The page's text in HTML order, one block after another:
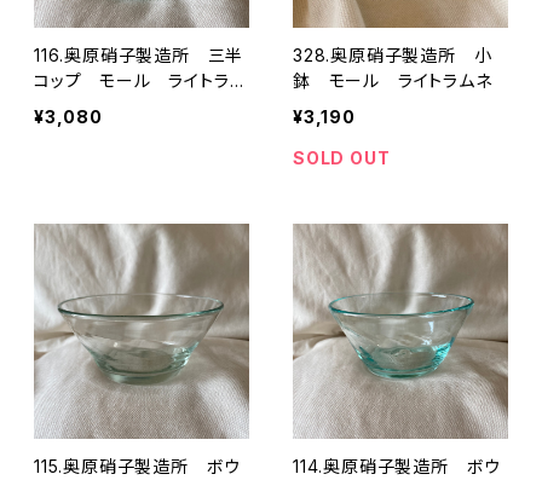
116.奥原硝子製造所 三半
コップ モール ライトラム
ネ
¥3,080
328.奥原硝子製造所 小
鉢 モール ライトラムネ
¥3,190
SOLD OUT
115.奥原硝子製造所 ボウ
114.奥原硝子製造所 ボウ